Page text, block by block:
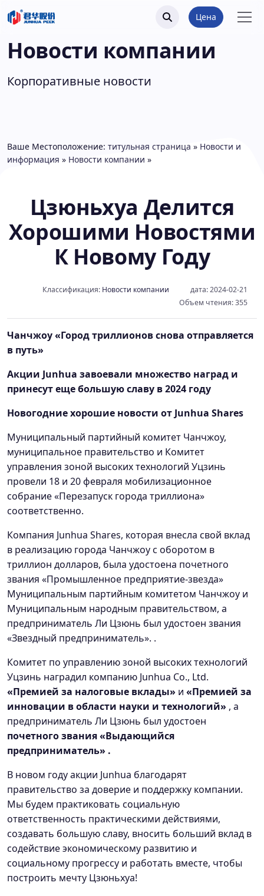
Цена
Новости компании
Корпоративные новости
Ваше Местоположение: титульная страница » Новости и
информация » Новости компании »
Цзюньхуа Делится
Хорошими Новостями
К Новому Году
Классификация: Новости компании
дата: 2024-02-21
Объем чтения: 355
Чанчжоу «Город триллионов снова отправляется
в путь»
Акции Junhua завоевали множество наград и
принесут еще большую славу в 2024 году
Новогодние хорошие новости от Junhua Shares
Муниципальный партийный комитет Чанчжоу,
муниципальное правительство и Комитет
управления зоной высоких технологий Уцзинь
провели 18 и 20 февраля мобилизационное
собрание «Перезапуск города триллиона»
соответственно.
Компания Junhua Shares, которая внесла свой вклад
в реализацию города Чанчжоу с оборотом в
триллион долларов, была удостоена почетного
звания «Промышленное предприятие-звезда»
Муниципальным партийным комитетом Чанчжоу и
Муниципальным народным правительством, а
предприниматель Ли Цзюнь был удостоен звания
«Звездный предприниматель». .
Комитет по управлению зоной высоких технологий
Уцзинь наградил компанию Junhua Co., Ltd.
«Премией за налоговые вклады» и «Премией за
инновации в области науки и технологий» , а
предприниматель Ли Цзюнь был удостоен
почетного звания«Выдающийся
предприниматель» .
В новом году акции Junhua благодарят
правительство за доверие и поддержку компании.
Мы будем практиковать социальную
ответственность практическими действиями,
создавать большую славу, вносить больший вклад в
содействие экономическому развитию и
социальному прогрессу и работать вместе, чтобы
построить мечту Цзюньхуа!